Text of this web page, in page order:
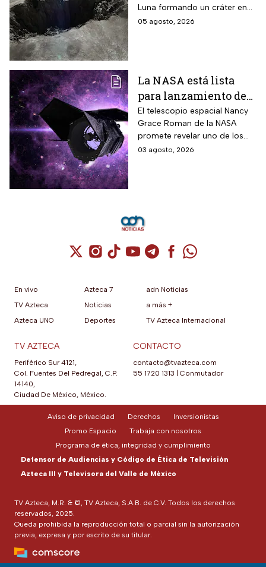
Luna formando un cráter en
nuestro satélite natural, ¿qué
05 agosto, 2026
La NASA está lista
para lanzamiento del
telescopio espacial
Nancy Grace Roman
El telescopio espacial Nancy
Grace Roman de la NASA
promete revelar uno de los
misterios más grandes del
03 agosto, 2026
Cuenta de X / Twitter (se abre en una
Cuenta de Instagram (se abre en una
Cuenta de TikTok (se abre en
Cuenta de YouTube (se abre
Cuenta de Telegram (se
Cuenta de
Cuenta de
En vivo
TV Azteca
Azteca UNO
Azteca 7
Noticias
Deportes
adn Noticias
a más +
TV Azteca Internacional
TV AZTECA
Periférico Sur 4121,
Col. Fuentes Del Pedregal, C.P.
14140,
Ciudad De México, México.
CONTACTO
contacto@tvazteca.com
55 1720 1313
Conmutador
TV Azteca, M.R. & ©, TV Azteca, S.A.B. de C.V. Todos los derechos
reservados, 2025.
Queda prohibida la reproducción total o parcial sin la autorización
previa, expresa y por escrito de su titular.
Aviso de privacidad Derechos
Inversionistas
Promo Espacio
Trabaja con nosotros
Programa de ética, integridad y cumplimiento
Defensor de Audiencias y Código de Ética de Televisión
Azteca III y Televisora del Valle de México